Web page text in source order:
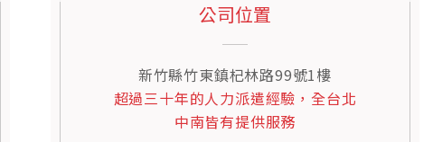
公司位置
新竹縣竹東鎮杞林路99號1樓
超過三十年的人力派遣經驗，全台北
中南皆有提供服務